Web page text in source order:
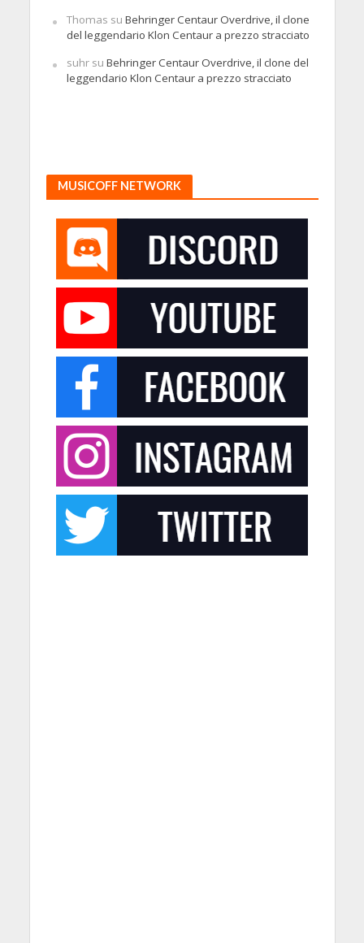
Thomas su Behringer Centaur Overdrive, il clone
del leggendario Klon Centaur a prezzo stracciato
suhrsu Behringer Centaur Overdrive, il clone del
leggendario Klon Centaur a prezzo stracciato
MUSICOFF NETWORK